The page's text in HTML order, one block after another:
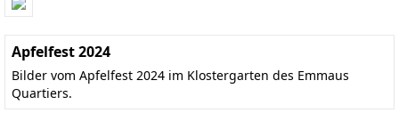
Apfelfest 2024
Bilder vom Apfelfest 2024 im Klostergarten des Emmaus
Quartiers.